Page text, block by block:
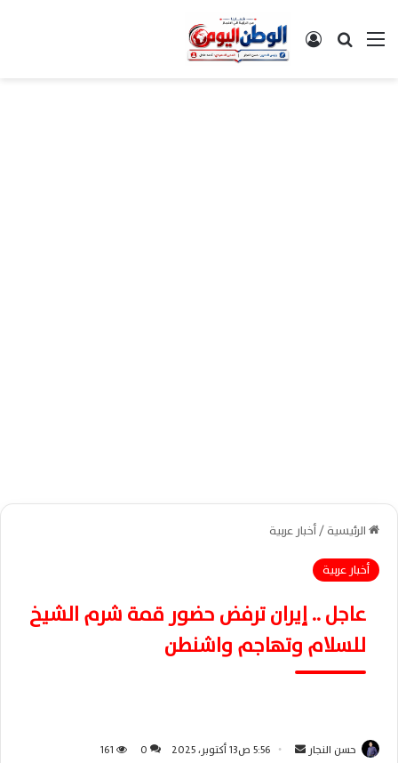
القائمةبحث عن تسجيل الدخول
الرئيسية/أخبار عربية
أخبار عربية
عاجل .. إيران ترفض حضور قمة شرم الشيخ
للسلام وتهاجم واشنطن
حسن النجار 5:56 ص13 أكتوبر، 2025 0
161